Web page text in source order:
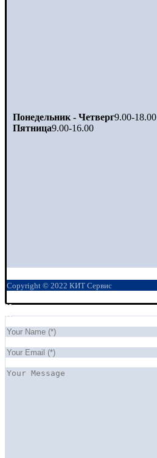
Понедельник - Четверг9.00-18.00
Пятница9.00-16.00
Copyright © 2022 КИТ Сервис